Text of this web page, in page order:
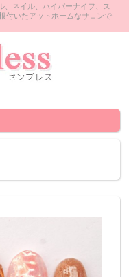
、ネイル、ハイパーナイフ、ス
付いたアットホームなサロンで